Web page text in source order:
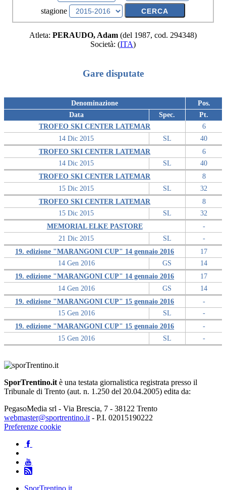
stagione
Atleta: PERAUDO, Adam (del 1987, cod. 294348)
Società: (ITA)
Gare disputate
Data
Denominazione
Spec.
Pos.
Pt.
14 Dic 2015
TROFEO SKI CENTER LATEMAR
SL
6
40
14 Dic 2015
TROFEO SKI CENTER LATEMAR
SL
6
40
15 Dic 2015
TROFEO SKI CENTER LATEMAR
SL
8
32
15 Dic 2015
TROFEO SKI CENTER LATEMAR
SL
8
32
21 Dic 2015
MEMORIAL ELKE PASTORE
SL
-
-
14 Gen 2016
19. edizione "MARANGONI CUP" 14 gennaio 2016
GS
17
14
14 Gen 2016
19. edizione "MARANGONI CUP" 14 gennaio 2016
GS
17
14
15 Gen 2016
19. edizione "MARANGONI CUP" 15 gennaio 2016
SL
-
-
15 Gen 2016
19. edizione "MARANGONI CUP" 15 gennaio 2016
SL
-
-
SporTrentino.it è una testata giornalistica registrata presso il
Tribunale di Trento (aut. n. 1.250 del 20.04.2005) edita da:
PegasoMedia srl - Via Brescia, 7 - 38122 Trento
webmaster@sportrentino.it - P.I. 02015190222
Preferenze cookie
SporTrentino.it